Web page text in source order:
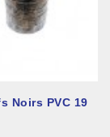
Noirs PVC 19